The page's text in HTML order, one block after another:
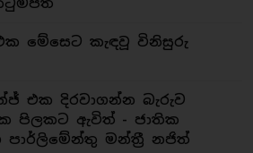
මේසෙට කැඳවූ විනිසුරු
එක දිරවාගන්න බැරුව
පිලකට ඇවිත් - ජාතික
පාර්ලිමේන්තු මන්ත්‍රී නජිත්